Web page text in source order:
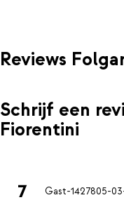
Reviews
Schrijf een
Fiorentini
7 Gast-1427805-